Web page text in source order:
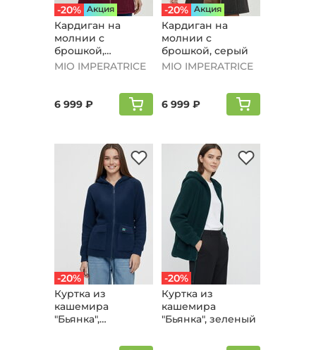
-20% Aкция
Кардиган на
молнии с
брошкой,
бордовый
MIO IMPERATRICE
6 999 ₽
-20% Aкция
Кардиган на
молнии с
брошкой, серый
MIO IMPERATRICE
6 999 ₽
-20%
Куртка из
кашемира
"Бьянка",
-20%
Куртка из
кашемира
"Бьянка", зеленый